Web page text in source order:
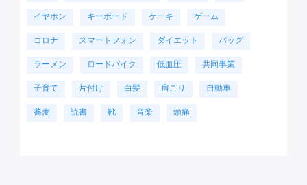
イヤホン キーボード ケーキ ゲーム
コロナ スマートフォン ダイエット バッグ
ラーメン ロードバイク 低血圧 共同事業
子育て 片付け 白髪 肩こり 自動車
蕎麦 読書 靴 音楽 頭痛